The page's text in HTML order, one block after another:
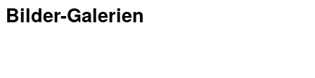
Bilder-Galerien